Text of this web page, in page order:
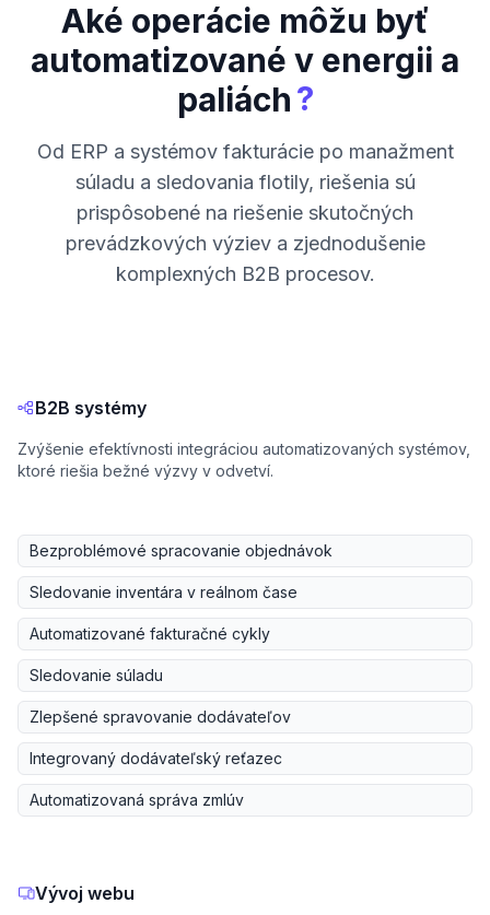
Aké operácie môžu byť
automatizované v energii a
paliách?
Od ERP a systémov fakturácie po manažment
súladu a sledovania flotily, riešenia sú
prispôsobené na riešenie skutočných
prevádzkových výziev a zjednodušenie
komplexných B2B procesov.
B2B systémy
Zvýšenie efektívnosti integráciou automatizovaných systémov,
ktoré riešia bežné výzvy v odvetví.
Bezproblémové spracovanie objednávok
Sledovanie inventára v reálnom čase
Automatizované fakturačné cykly
Sledovanie súladu
Zlepšené spravovanie dodávateľov
Integrovaný dodávateľský reťazec
Automatizovaná správa zmlúv
Vývoj webu